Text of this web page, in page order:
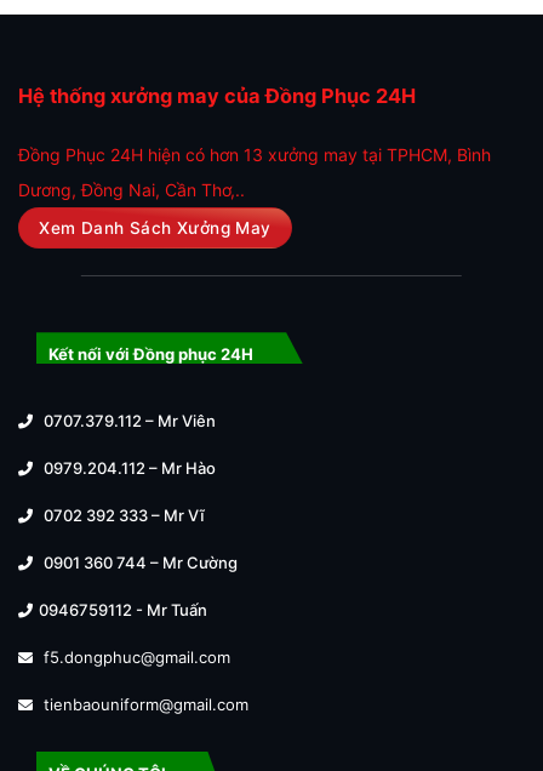
Hệ thống xưởng may của Đồng Phục 24H
Đồng Phục 24H hiện có hơn 13 xưởng may tại TPHCM, Bình
Dương, Đồng Nai, Cần Thơ,..
Xem Danh Sách Xưởng May
Kết nối với Đồng phục 24H
0707.379.112 – Mr Viên
0979.204.112 – Mr Hào
0702 392 333 – Mr Vĩ
0901 360 744 – Mr Cường
0946759112 - Mr Tuấn
f5.dongphuc@gmail.com
tienbaouniform@gmail.com